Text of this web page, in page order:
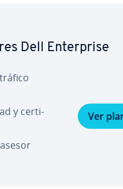
Dell En­te­r­pri­se
y ce­r­ti­
Ver